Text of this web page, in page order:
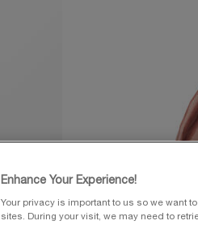
Enhance Your Experience!
Your privacy is important to us so we want
sites. During your visit, we may need to